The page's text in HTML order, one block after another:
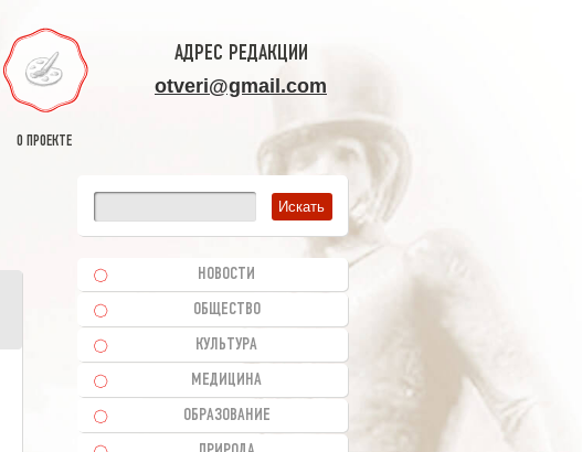
О ПРОЕКТЕ
АДРЕС РЕДАКЦИИ
otveri@gmail.com
НОВОСТИ
ОБЩЕСТВО
КУЛЬТУРА
МЕДИЦИНА
ОБРАЗОВАНИЕ